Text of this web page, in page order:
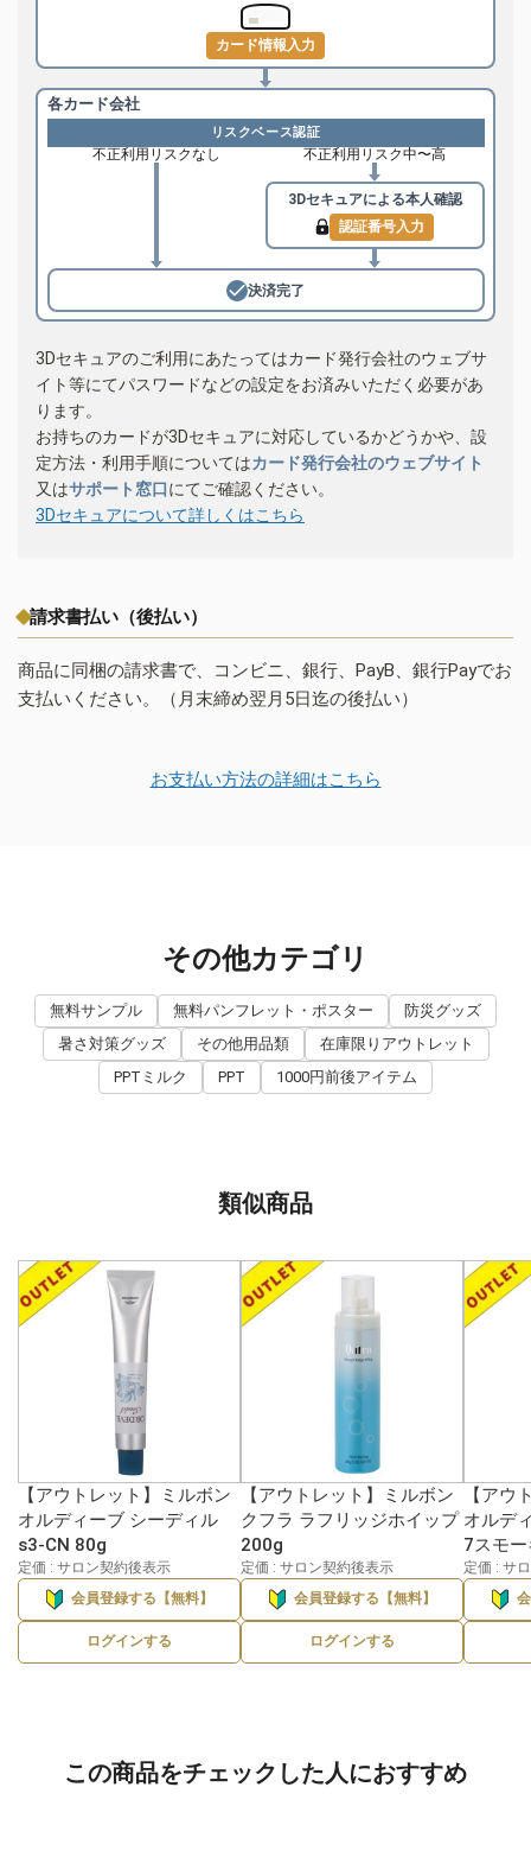
カード情報入力
各カード会社
リスクベース認証
不正利用リスクなし 不正利用リスク中〜高
3Dセキュアによる本人確認
認証番号入力
決済完了
3Dセキュアのご利用にあたってはカード発行会社のウェブサ
イト等にてパスワードなどの設定をお済みいただく必要があ
ります。
お持ちのカードが3Dセキュアに対応しているかどうかや、設
定方法・利用手順についてはカード発行会社のウェブサイト
又はサポート窓口にてご確認ください。
3Dセキュアについて詳しくはこちら
請求書払い（後払い）
商品に同梱の請求書で、コンビニ、銀行、PayB、銀行Payでお
支払いください。（月末締め翌月5日迄の後払い）
お支払い方法の詳細はこちら
その他カテゴリ
無料サンプル 無料パンフレット・ポスター
防災グッズ
暑さ対策グッズ
その他用品類
在庫限りアウトレット
PPTミルク
PPT 1000円前後アイテム
類似商品
【アウトレット】ミルボン
オルディーブ シーディル
s3-CN 80g
定価 : サロン契約後表示
会員登録する【無料】
ログインする
【アウトレット】ミルボン
クフラ ラフリッジホイップ
200g
定価 : サロン契約後表示
会員登録する【無料】
ログインする
【アウ
オルデ
7スモ
定価 : サ
この商品をチェックした人におすすめ